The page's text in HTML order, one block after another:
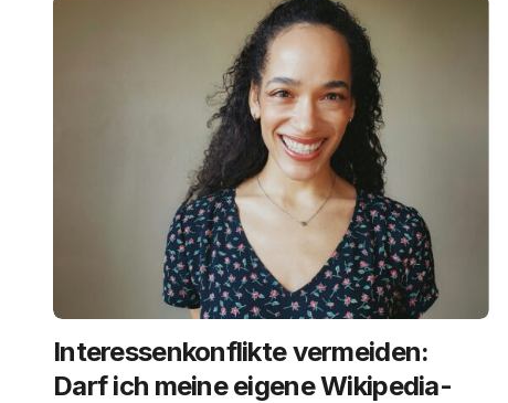
Interessenkonflikte vermeiden:
Darf ich meine eigene Wikipedia-